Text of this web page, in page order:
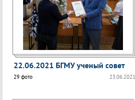
22.06.2021 БГМУ ученый совет
23.06.2021
29 фото